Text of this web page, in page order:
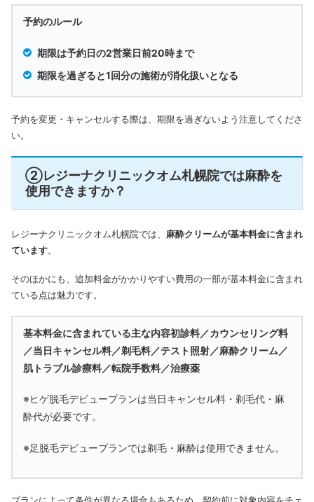
予約のルール
期限は予約日の2営業日前20時まで
期限を過ぎると1回分の施術が消化扱いとなる
予約を変更・キャンセルする際は、期限を過ぎないよう注意してくださ
い。
②レジーナクリニックオム札幌院では麻酔を
使用できますか？
レジーナクリニックオム札幌院では、 麻酔クリームが基本料金に含まれ
ています。
そのほかにも、追加料金がかかりやすい費用の一部が基本料金に含まれ
ている点は魅力です。
基本料金に含まれている主な内容初診料／カウンセリング料
／当日キャンセル料／剃毛料／テスト照射／麻酔クリーム／
肌トラブル診療料／転院手数料／治療薬
※ヒゲ脱毛デビュープランは当日キャンセル料・剃毛代・麻
酔代が必要です。
※足脱毛デビュープランでは剃毛・麻酔は使用できません。